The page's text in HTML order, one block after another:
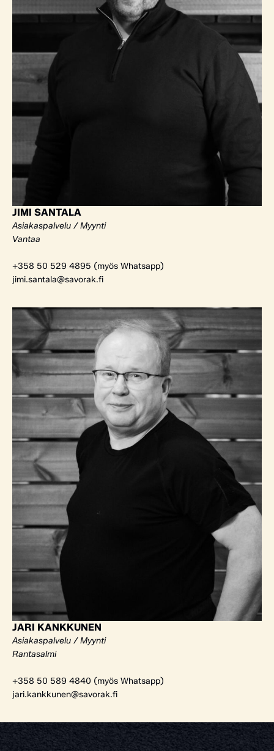
JIMI SANTALA
Asiakaspalvelu / Myynti
Vantaa
+358 50 529 4895 (myös Whatsapp)
jimi.santala@savorak.fi
JARI KANKKUNEN
Asiakaspalvelu / Myynti
Rantasalmi
+358 50 589 4840 (myös Whatsapp)
jari.kankkunen@savorak.fi